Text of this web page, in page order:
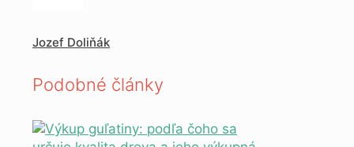
Jozef Doliňák
Podobné články